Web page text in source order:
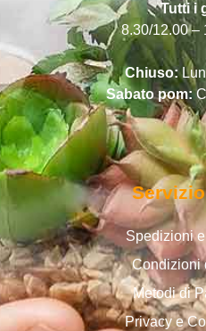
Tutti i
8.30/12.00 –
Chiuso:
Sabato pom:
Spedizioni
Condizioni
Metodi di
Privacy e